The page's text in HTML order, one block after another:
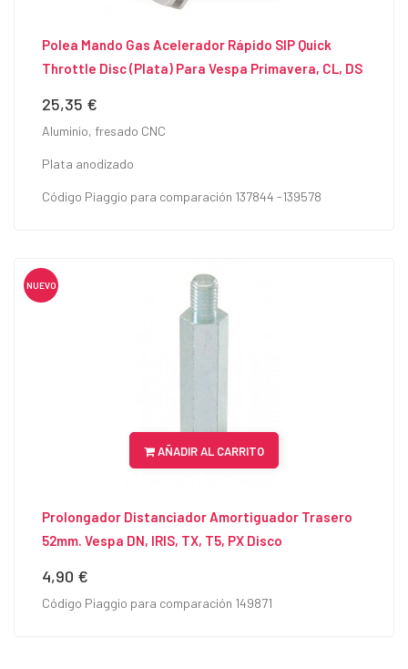
Polea Mando Gas Acelerador Rápido SIP Quick
Throttle Disc (Plata) Para Vespa Primavera, CL, DS
Precio
25,35 €
Aluminio, fresado CNC
Plata anodizado
Código Piaggio para comparación 137844 -139578
NUEVO
AÑADIR AL CARRITO
Prolongador Distanciador Amortiguador Trasero
52mm. Vespa DN, IRIS, TX, T5, PX Disco
Precio
4,90 €
Código Piaggio para comparación 149871